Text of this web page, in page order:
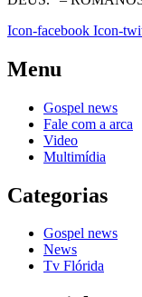
Icon-facebook Icon-
Menu
Gospel news
Fale com a arca
Video
Multimídia
Categorias
Gospel news
News
Tv Flórida